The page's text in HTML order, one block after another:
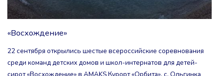
«Восхождение»
22 сентября открылись шестые всероссийские соревнования
среди команд детских домов и школ-интернатов для детей-